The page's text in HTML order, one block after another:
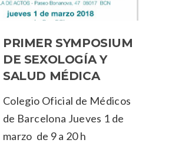
PRIMER SYMPOSIUM
DE SEXOLOGÍA Y
SALUD MÉDICA
Colegio Oficial de Médicos
de Barcelona Jueves 1 de
marzo de 9 a 20 h